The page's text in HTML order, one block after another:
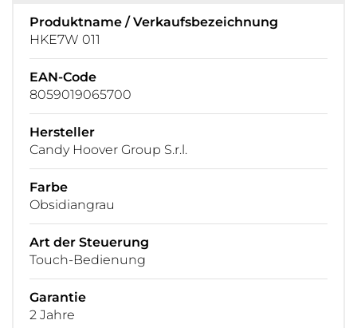
Produktname / Verkaufsbezeichnung
HKE7W 011
EAN-Code
8059019065700
Hersteller
Candy Hoover Group S.r.l.
Farbe
Obsidiangrau
Art der Steuerung
Touch-Bedienung
Garantie
2 Jahre